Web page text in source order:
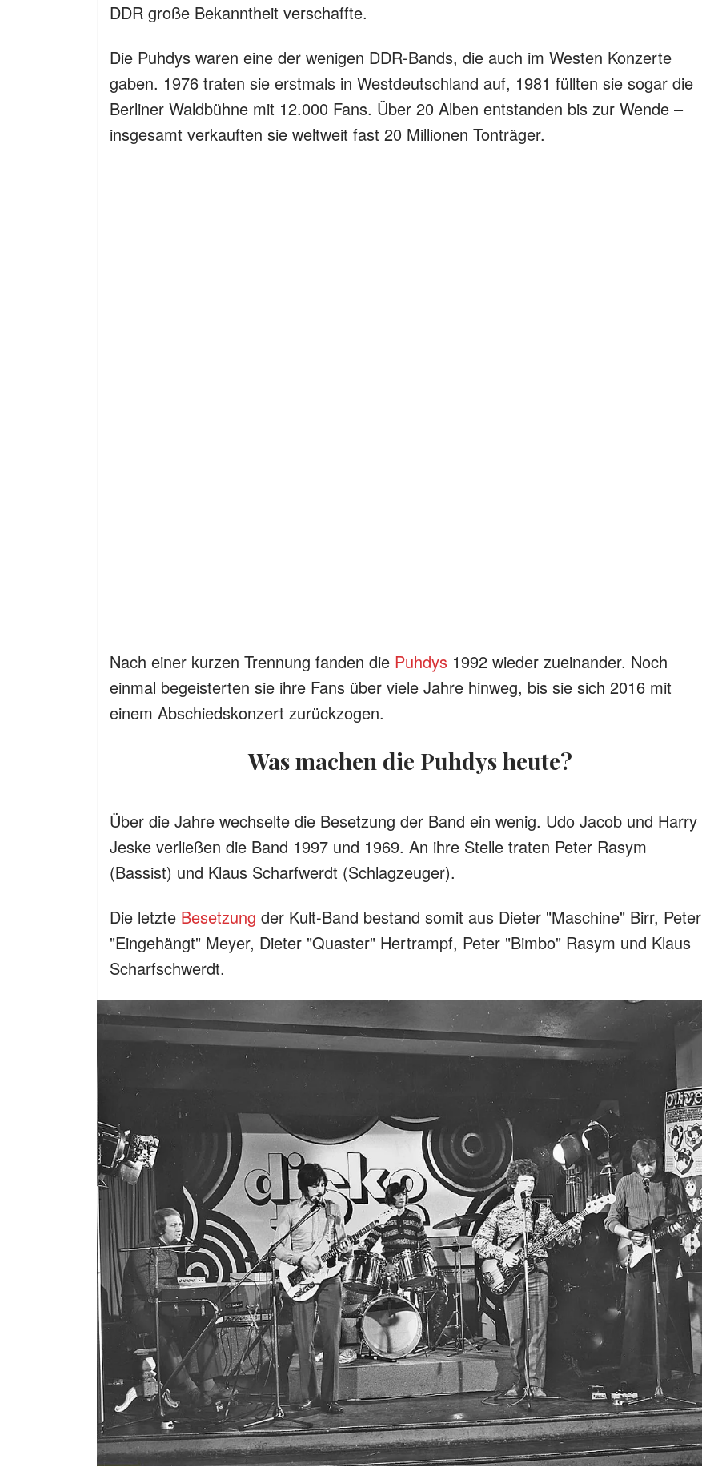
DDR große Bekanntheit verschaffte.
Die Puhdys waren eine der wenigen DDR-Bands, die auch im Westen Konzerte
gaben. 1976 traten sie erstmals in Westdeutschland auf, 1981 füllten sie sogar die
Berliner Waldbühne mit 12.000 Fans. Über 20 Alben entstanden bis zur Wende –
insgesamt verkauften sie weltweit fast 20 Millionen Tonträger.
Nach einer kurzen Trennung fanden die Puhdys 1992 wieder zueinander. Noch
einmal begeisterten sie ihre Fans über viele Jahre hinweg, bis sie sich 2016 mit
einem Abschiedskonzert zurückzogen.
Was machen die Puhdys heute?
Über die Jahre wechselte die Besetzung der Band ein wenig. Udo Jacob und Harry
Jeske verließen die Band 1997 und 1969. An ihre Stelle traten Peter Rasym
(Bassist) und Klaus Scharfwerdt (Schlagzeuger).
Die letzte Besetzung der Kult-Band bestand somit aus Dieter "Maschine" Birr, Peter
"Eingehängt" Meyer, Dieter "Quaster" Hertrampf, Peter "Bimbo" Rasym und Klaus
Scharfschwerdt.